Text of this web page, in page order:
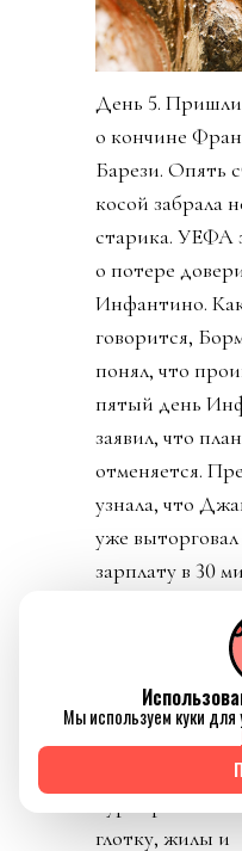
День 5.
о кончине
Барези. Опять
косой забрала
старика. УЕФА
о потере
Инфантино.
говорится,
понял, что
пятый день
заявил, что план
отменяется.
узнала, что
уже выторговал
зарплату в 30
дивиденды от
юр лица. Стало
почему нужно
увеличивать
матчей, команд,
глотку, жилы и
Мы используем куки